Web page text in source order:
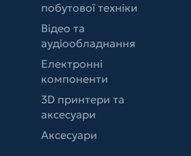
побутової техніки
Відео та
аудіообладнання
Електронні
компоненти
3D принтери та
аксесуари
Аксесуари